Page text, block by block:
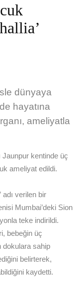
dünyaya
hayatına
ameliyatla
Jaunpur kentinde üç
ameliyat edildi.
adı verilen bir
Mumbai’deki Sion
teke indirildi.
bebeğin üç
dokulara sahip
belirterek,
kaydetti.